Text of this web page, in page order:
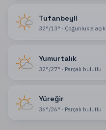
Tufanbeyli
32°/13° · Çoğunlukla açık
Yumurtalık
32°/27° · Parçalı bulutlu
Yüreğir
36°/26° · Parçalı bulutlu